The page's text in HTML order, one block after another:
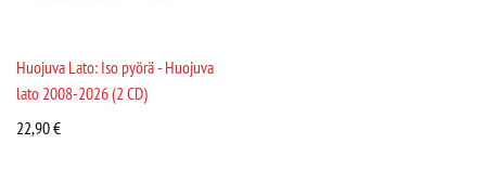
Huojuva Lato: Iso pyörä - Huojuva
lato 2008-2026 (2 CD)
22,90€